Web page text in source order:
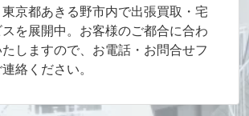
東京都あきる野市内で出張買取・宅
を展開中。お客様のご都合に合わ
しますので、お電話・お問合せフ
絡ください。